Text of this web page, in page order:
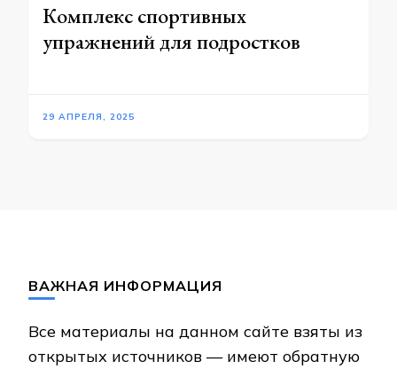
Комплекс спортивных
упражнений для подростков
29 АПРЕЛЯ, 2025
ВАЖНАЯ ИНФОРМАЦИЯ
Все материалы на данном сайте взяты из
открытых источников — имеют обратную